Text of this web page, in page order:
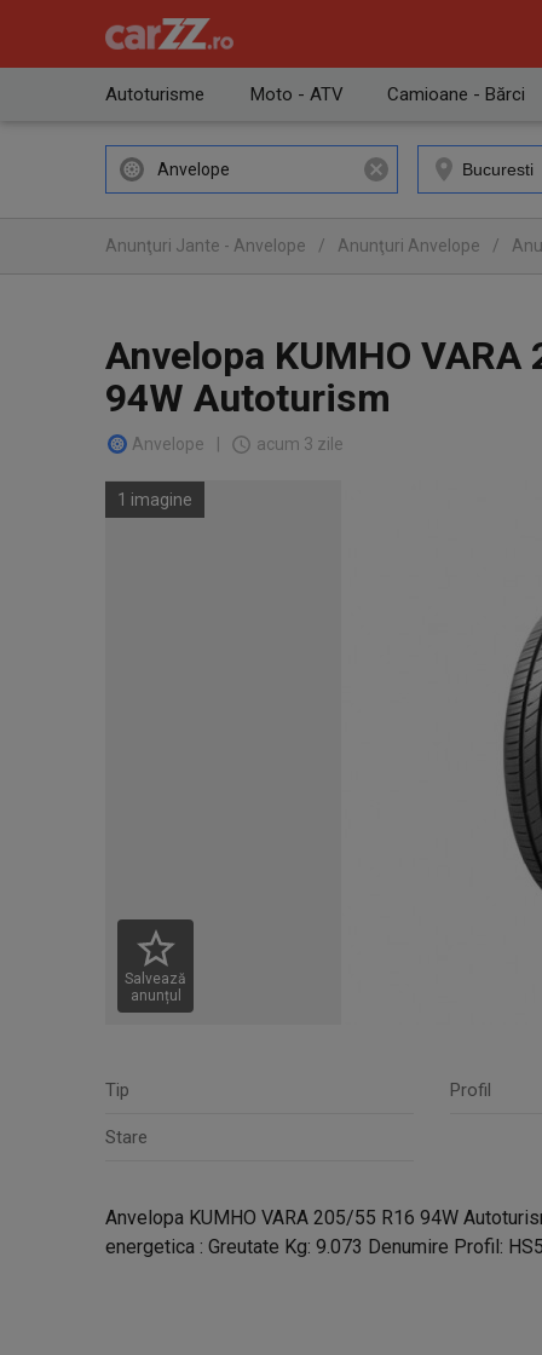
Autoturisme Moto - ATV Camioane - Bărci
Anvelope
Anunţuri Jante - Anvelope / Anunţuri Anvelope /
Anvelopa KUMHO VARA
94W Autoturism
Anvelope acum 3 zile
Salvează
anunțul
1 imagine
Tip Profil
Stare
Anvelopa KUMHO VARA 205/55 R16 94W
energetica : Greutate Kg: 9.073 Denumire Profil: